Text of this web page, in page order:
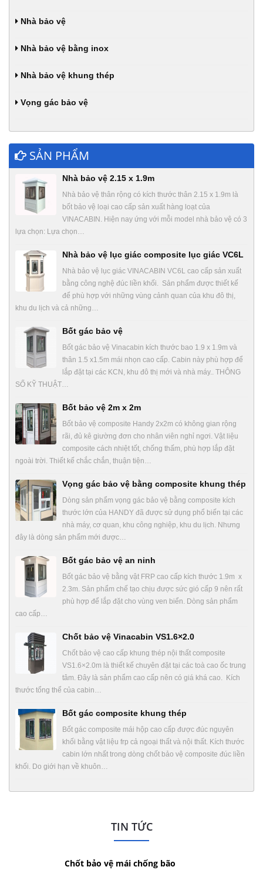
Nhà bảo vệ
Nhà bảo vệ bằng inox
Nhà bảo vệ khung thép
Vọng gác bảo vệ
SẢN PHẨM
Nhà bảo vệ 2.15 x 1.9m
Nhà bảo vệ thân rộng có kích thước thân 2.15 x 1.9m là
bốt bảo vệ loại cao cấp sản xuất hàng loạt của
VINACABIN. Hiện nay ứng với mỗi model nhà bảo vệ có 3
lựa chọn: Lựa chọn…
Nhà bảo vệ lục giác composite lục giác VC6L
Nhà bảo vệ lục giác VINACABIN VC6L cao cấp sản xuất
bằng công nghệ đúc liền khối. Sản phẩm được thiết kế
để phù hợp với những vùng cảnh quan của khu đô thị,
khu du lịch và cả những…
Bốt gác bảo vệ
Bốt gác bảo vệ Vinacabin kích thước bao 1.9 x 1.9m và
thân 1.5 x1.5m mái nhọn cao cấp. Cabin này phù hợp để
lắp đặt tại các KCN, khu đô thị mới và nhà máy.. THÔNG
SỐ KỸ THUẬT…
Bốt bảo vệ 2m x 2m
Bốt bảo vệ composite Handy 2x2m có không gian rộng
rãi, đủ kê giường đơn cho nhân viên nghỉ ngơi. Vật liệu
composite cách nhiệt tốt, chống thấm, phù hợp lắp đặt
ngoài trời. Thiết kế chắc chắn, thuận tiện…
Vọng gác bảo vệ bằng composite khung thép
Dòng sản phẩm vọng gác bảo vệ bằng composite kích
thước lớn của HANDY đã được sử dụng phổ biến tại các
nhà máy, cơ quan, khu công nghiệp, khu du lịch. Nhưng
đây là dòng sản phẩm mới được…
Bốt gác bảo vệ an ninh
Bốt gác bảo vệ bằng vật FRP cao cấp kích thước 1.9m x
2.3m. Sản phẩm chế tạo chịu được sức gió cấp 9 nên rất
phù hợp để lắp đặt cho vùng ven biển. Dòng sản phẩm
cao cấp…
Chốt bảo vệ Vinacabin VS1.6×2.0
Chốt bảo vệ cao cấp khung thép nội thất composite
VS1.6×2.0m là thiết kế chuyên đặt tại các toà cao ốc trung
tâm. Đây là sản phẩm cao cấp nên có giá khá cao. Kích
thước tổng thể của cabin…
Bốt gác composite khung thép
Bốt gác composite mái hộp cao cấp được đúc nguyên
khối bằng vật liệu frp cả ngoại thất và nội thất. Kích thước
cabin lớn nhất trong dòng chốt bảo vệ composite đúc liền
khối. Do giới hạn về khuôn…
TIN TỨC
Chốt bảo vệ mái chống bão